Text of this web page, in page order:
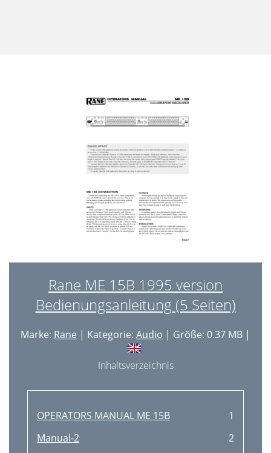
Rane ME 15B 1995 version
Bedienungsanleitung (5 Seiten)
Marke: Rane | Kategorie: Audio | Größe: 0.37 MB |
Inhaltsverzeichnis
OPERATORS MANUAL ME 15B
1
Manual-2
2